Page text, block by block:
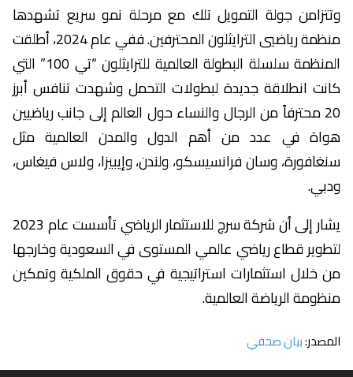
وتتزامن جولة التمويل تلك مع مرحلة نمو سريع تشهدها
منظمة رياضيي الترايثلون المحترفين. ففي عام 2024، أطلقت
المنظمة سلسلة البطولة العالمية للترايثلون “تي 100” التي
كانت انطلاقة جديدة لبطولات التحمل وشهدت تنافس أبرز
20 محترفاً من الرجال والنساء حول العالم إلى جانب رياضيين
هواة في عدد من أهم الدول والمدن العالمية مثل
سنغافورة، وسان فرانسيسكو، ولندن، وإيبيزا، ولاس فيغاس،
ودبي.
يشار إلى أن شركة سرج للاستثمار الرياضي تأسست عام 2023
لتطوير قطاع رياضي عالمي المستوى في السعودية وخارجها
من خلال استثمارات استراتيجية في حقوق الملكية وتمكين
منظومة الرياضة العالمية.
المصدر:بيان صحفي